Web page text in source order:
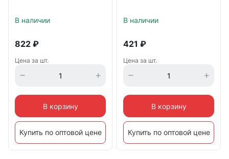
В наличии
822 ₽
Цена за шт.
В корзину
Купить по оптовой цене
В наличии
421 ₽
Цена за шт.
В корзину
Купить по оптовой цене